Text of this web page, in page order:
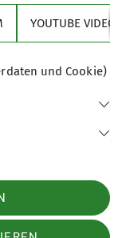
YOUTUBE VIDEOS
und Cookie)